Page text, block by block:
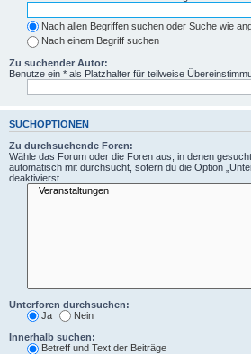
Nach allen Begriffen suchen oder Suche wie
Nach einem Begriff suchen
Zu suchender Autor:
Benutze ein * als Platzhalter für teilweise
SUCHOPTIONEN
Zu durchsuchende Foren:
Wähle das Forum oder die Foren aus, in denen
automatisch mit durchsucht, sofern du die Option
deaktivierst.
Unterforen durchsuchen:
Ja
Nein
Innerhalb suchen:
Betreff und Text der Beiträge